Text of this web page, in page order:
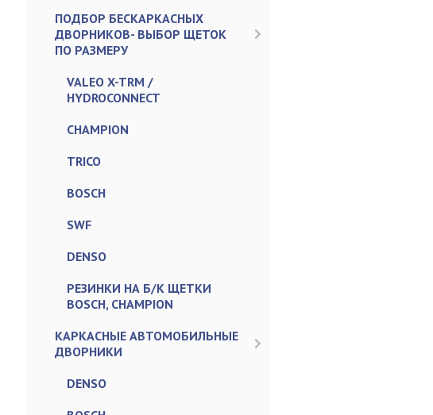
ПОДБОР БЕСКАРКАСНЫХ
ДВОРНИКОВ- ВЫБОР ЩЕТОК
ПО РАЗМЕРУ
VALEO X-TRM /
HYDROCONNECT
CHAMPION
TRICO
BOSCH
SWF
DENSO
РЕЗИНКИ НА Б/К ЩЕТКИ
BOSCH, CHAMPION
КАРКАСНЫЕ АВТОМОБИЛЬНЫЕ
ДВОРНИКИ
DENSO